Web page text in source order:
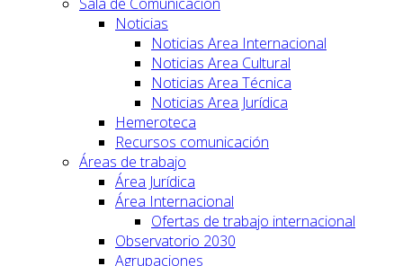
Noticias
Noticias Area Internacional
Noticias Area Cultural
Noticias Area Técnica
Noticias Area Jurídica
Hemeroteca
Recursos comunicación
Áreas de trabajo
Área Jurídica
Área Internacional
Ofertas de trabajo internacional
Observatorio 2030
Agrupaciones